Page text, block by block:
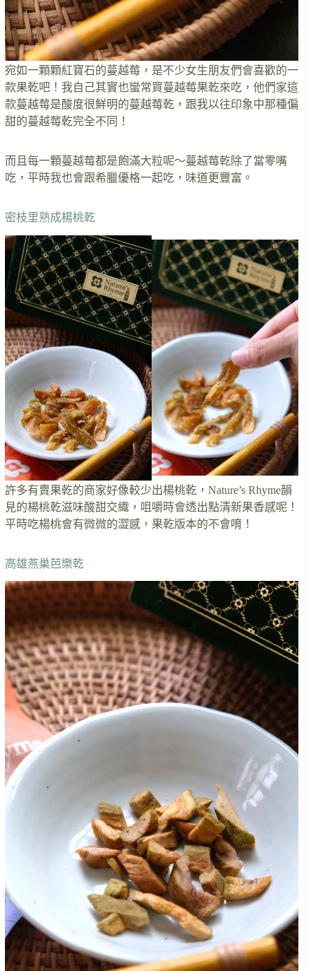
宛如一顆顆紅寶石的蔓越莓，是不少女生朋友們會喜歡的一
款果乾吧！我自己其實也蠻常買蔓越莓果乾來吃，他們家這
款蔓越莓是酸度很鮮明的蔓越莓乾，跟我以往印象中那種偏
甜的蔓越莓乾完全不同！
而且每一顆蔓越莓都是飽滿大粒呢～蔓越莓乾除了當零嘴
吃，平時我也會跟希臘優格一起吃，味道更豐富。
密枝里熟成楊桃乾
許多有賣果乾的商家好像較少出楊桃乾，Nature’s Rhyme韻
見的楊桃乾滋味酸甜交織，咀嚼時會透出點清新果香感呢！
平時吃楊桃會有微微的澀感，果乾版本的不會唷！
高雄燕巢芭樂乾